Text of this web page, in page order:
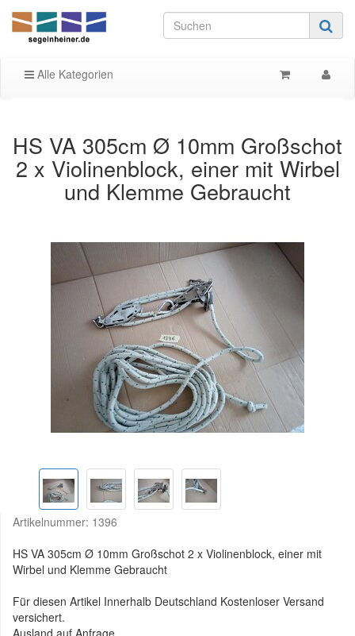
Alle Kategorien
HS VA 305cm Ø 10mm Großschot
2 x Violinenblock, einer mit Wirbel
und Klemme Gebraucht
Artikelnummer: 1396
HS VA 305cm Ø 10mm Großschot 2 x Violinenblock, einer mit
Wirbel und Klemme Gebraucht
Für diesen Artikel Innerhalb Deutschland Kostenloser Versand
versichert.
Ausland auf Anfrage